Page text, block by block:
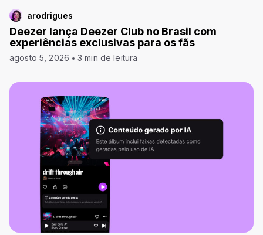
arodrigues
Deezer lança Deezer Club no Brasil com
experiências exclusivas para os fãs
agosto 5, 2026 3 min de leitura